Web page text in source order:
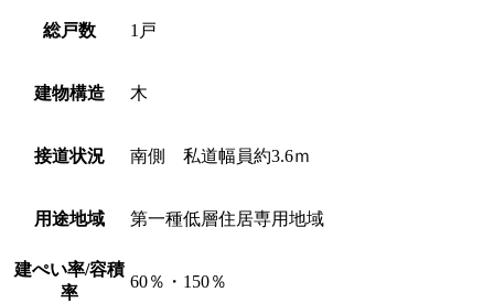
総戸数 1戸
建物構造 木
接道状況 南側 私道幅員約3.6ｍ
用途地域 第一種低層住居専用地域
建ぺい率/容積
率
60％・150％